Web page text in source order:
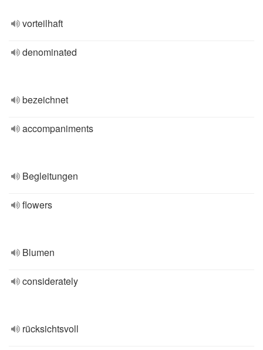
vorteilhaft
denominated
bezeichnet
accompaniments
Begleitungen
flowers
Blumen
considerately
rücksichtsvoll